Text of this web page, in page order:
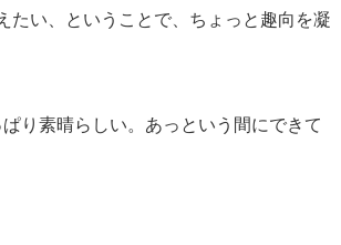
い、ということで、ちょっと趣向を凝
り素晴らしい。あっという間にできて